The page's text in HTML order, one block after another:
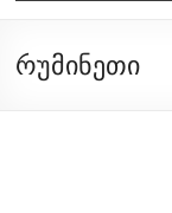
რუმინეთი